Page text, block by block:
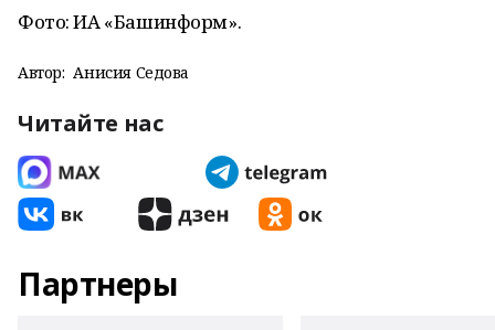
Фото: ИА «Башинформ».
Автор: Анисия Седова
Читайте нас
Партнеры